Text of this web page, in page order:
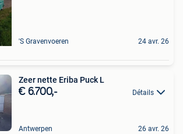
'S Gravenvoeren 24 avr. 26
Zeer nette Eriba Puck L
€ 6.700,- Détails
Antwerpen 26 avr. 26